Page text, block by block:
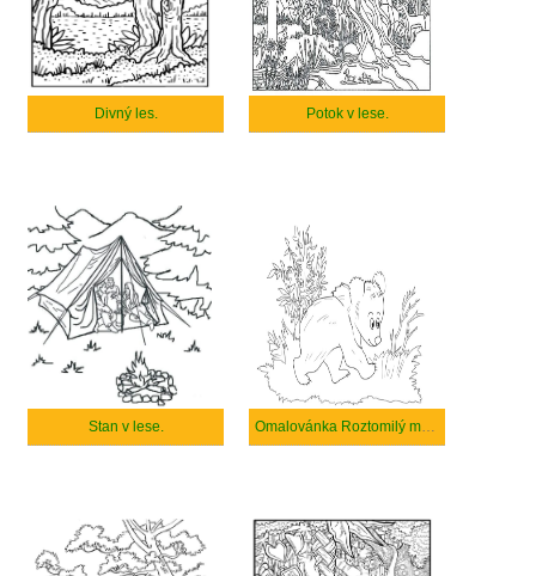
Divný les. Potok v lese.
Stan v lese. Omalovánka Roztomilý medvěd chodí v lese.